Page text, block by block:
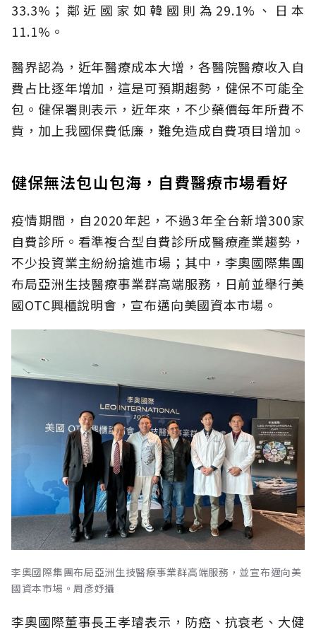
33.3%；鄰近國家如韓國則為29.1%、日本
11.1%。
醫界認為，近年醫療成本大增，各醫院醫療收入自
費占比逐年增加，這是可預期趨勢，健保不可能全
包。健保署則表示，近年來，不少藥價每年所費不
貲，加上我國保費低廉，難免造成自費項目增加。
健保無法包山包海，自費醫療市場看好
疫情期間，自2020年起，不過3年全台新增300家
自費診所。看準複合型自費診所成醫療產業趨勢，
不少投資業主紛紛搶進市場；其中，李奧國際集團
布局亞洲生技醫療事業群高端服務，日前並舉行美
國OTC興櫃說明會，宣布邁向美國資本市場。
李奧國際集團布局亞洲生技醫療事業群高端服務，並宣布邁向美
國資本市場。周彥妤攝
李奧國際董事長王孝璿表示，防癌、抗衰老、大健